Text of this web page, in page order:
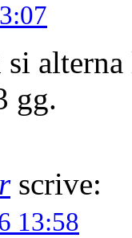
gg.
scrive:
13:58